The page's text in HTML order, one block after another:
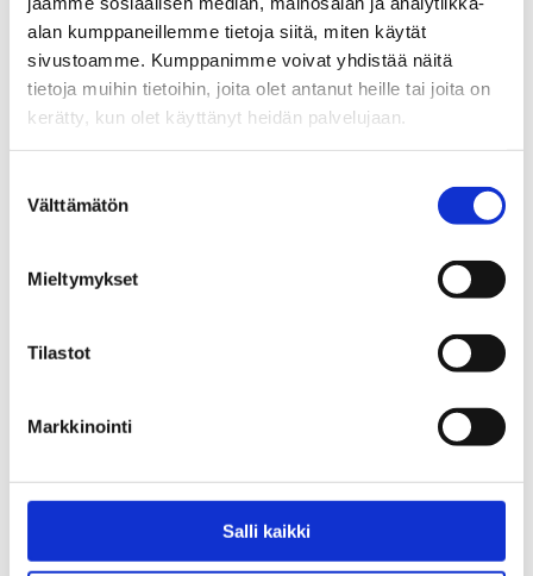
alan kumppaneillemme tietoja siitä, miten käytät
sivustoamme. Kumppanimme voivat yhdistää näitä
tietoja muihin tietoihin, joita olet antanut heille tai joita on
kerätty, kun olet käyttänyt heidän palvelujaan.
valinta
Välttämätön
Mieltymykset
Tilastot
Markkinointi
Salli kaikki
Tutustu myös
Ryhmäilmiö -ryhmän ohjaajan
3,00€